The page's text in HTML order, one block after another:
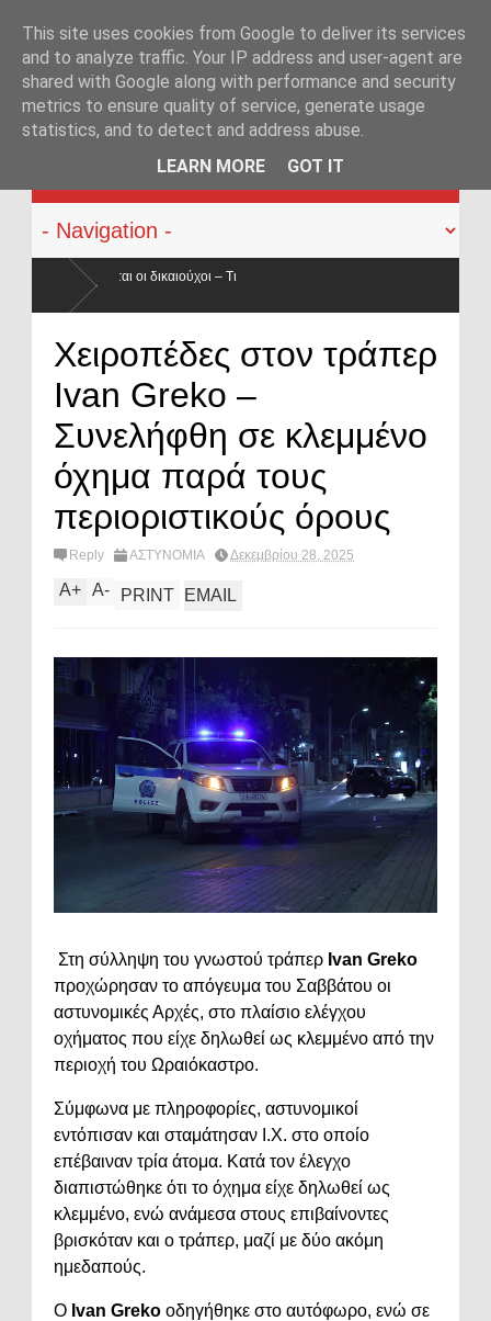
KATEHACKER
ο νόμος
Χειροπέδες στον τράπερ
Ivan Greko –
Συνελήφθη σε κλεμμένο
όχημα παρά τους
περιοριστικούς όρους
Reply ΑΣΤΥΝΟΜΙΑ Δεκεμβρίου 28, 2025
A+ A- PRINT EMAIL
Στη σύλληψη του γνωστού τράπερ Ivan Greko
προχώρησαν το απόγευμα του Σαββάτου οι
αστυνομικές Αρχές, στο πλαίσιο ελέγχου
οχήματος που είχε δηλωθεί ως κλεμμένο από την
περιοχή του Ωραιόκαστρο.
Σύμφωνα με πληροφορίες, αστυνομικοί
εντόπισαν και σταμάτησαν Ι.Χ. στο οποίο
επέβαιναν τρία άτομα. Κατά τον έλεγχο
διαπιστώθηκε ότι το όχημα είχε δηλωθεί ως
κλεμμένο, ενώ ανάμεσα στους επιβαίνοντες
βρισκόταν και ο τράπερ, μαζί με δύο ακόμη
ημεδαπούς.
Ο Ivan Greko οδηγήθηκε στο αυτόφωρο, ενώ σε
This site uses cookies from Google to deliver its services
and to analyze traffic. Your IP address and user-agent are
shared with Google along with performance and security
metrics to ensure quality of service, generate usage
statistics, and to detect and address abuse.
LEARN MORE
GOT IT